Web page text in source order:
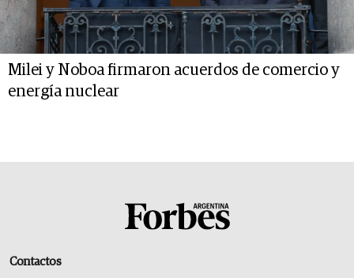
Milei y Noboa firmaron acuerdos de comercio y
energía nuclear
Contactos